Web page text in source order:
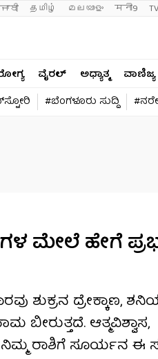
தமிழ் മലയാളം मनी9
ವೈರಲ್​ ಅಧ್ಯಾತ್ಮ ವಾಣಿಜ್ಯ
#ಬೆಂಗಳೂರು ಸುದ್ದಿ
ಮೇಲೆ ಹೇಗೆ
ಶುಕ್ರನ ದ್ರೇಕ್ಕಾಣ,
ಬೀರುತ್ತದೆ. ಆತ್ಮವಿಶ್ವಾಸ,
ನಿಮ್ಮ ರಾಶಿಗೆ ಸೂರ್ಯನ ಈ